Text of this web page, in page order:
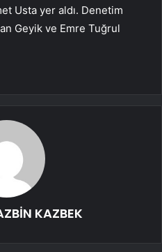
Usta yer aldı. Denetim
Geyik ve Emre Tuğrul
KAZBEK